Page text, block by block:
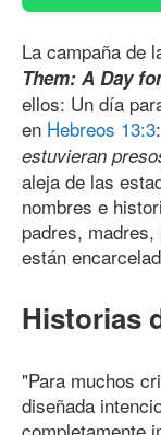
La campaña de
Them: A Day
ellos: Un día
en Hebreos 13:3:
estuvieran
aleja de las
nombres e
padres,
están
Historias
"Para muchos
diseñada